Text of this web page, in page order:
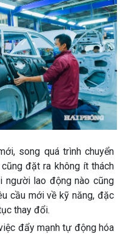
song quá trình chuyển
đặt ra không ít thách
người lao động nào cũng
cầu mới về kỹ năng, đặc
thay đổi.
đẩy mạnh tự động hóa